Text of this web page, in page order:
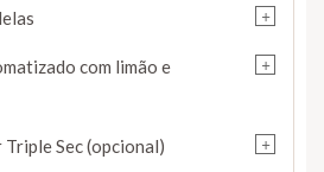
+
+
com limão e
+
Sec (opcional)